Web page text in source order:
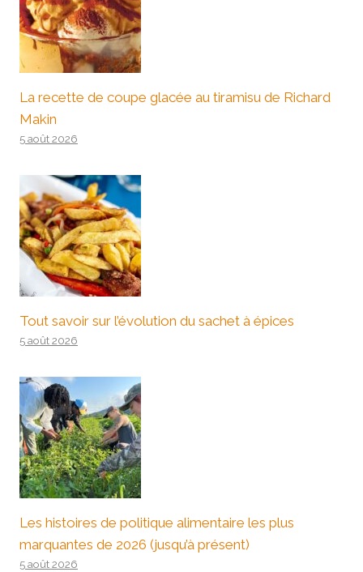
La recette de coupe glacée au tiramisu de Richard
Makin
5 août 2026
Tout savoir sur l’évolution du sachet à épices
5 août 2026
Les histoires de politique alimentaire les plus
marquantes de 2026 (jusqu’à présent)
5 août 2026